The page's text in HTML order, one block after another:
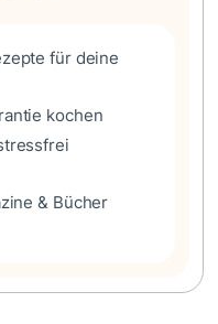
für deine
kochen
& Bücher